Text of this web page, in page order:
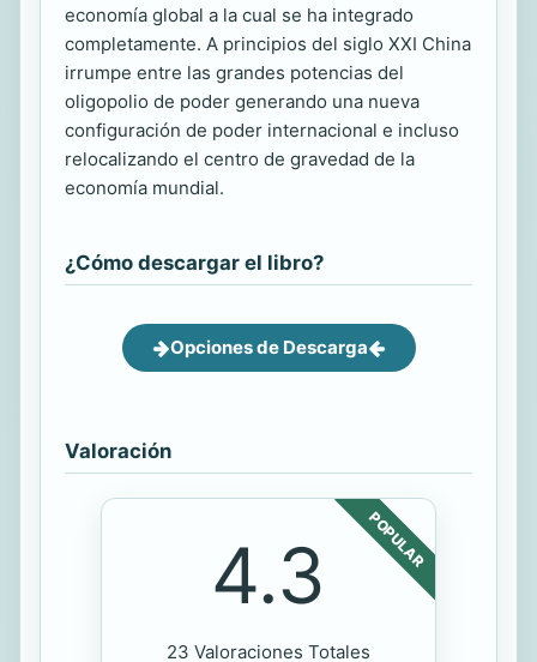
economía global a la cual se ha integrado
completamente. A principios del siglo XXI China
irrumpe entre las grandes potencias del
oligopolio de poder generando una nueva
configuración de poder internacional e incluso
relocalizando el centro de gravedad de la
economía mundial.
¿Cómo descargar el libro?
Opciones de Descarga
Valoración
POPULAR
4.3
23 Valoraciones Totales